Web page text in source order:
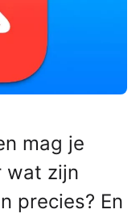
mag je
wat zijn
precies? En